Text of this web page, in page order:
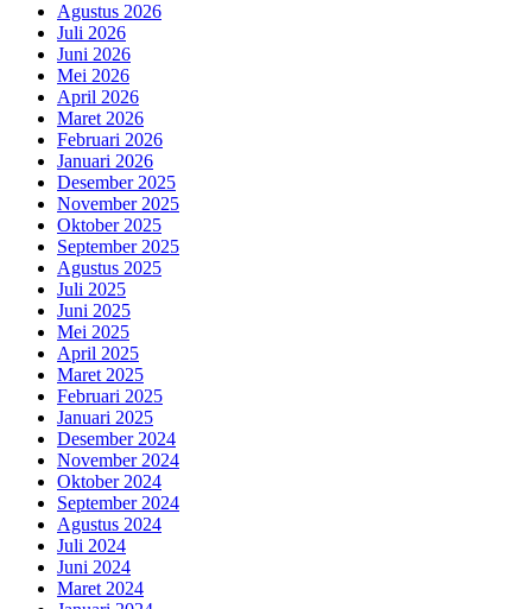
Agustus 2026
Juli 2026
Juni 2026
Mei 2026
April 2026
Maret 2026
Februari 2026
Januari 2026
Desember 2025
November 2025
Oktober 2025
September 2025
Agustus 2025
Juli 2025
Juni 2025
Mei 2025
April 2025
Maret 2025
Februari 2025
Januari 2025
Desember 2024
November 2024
Oktober 2024
September 2024
Agustus 2024
Juli 2024
Juni 2024
Maret 2024